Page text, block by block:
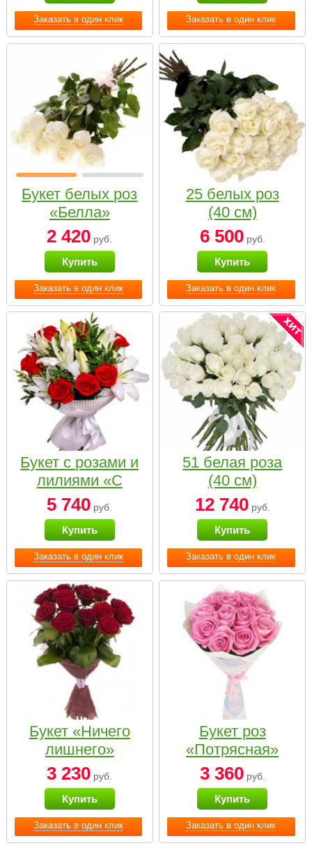
Заказать в один клик Заказать в один клик
Заказать в один клик
Букет белых роз
«Белла»
2 420 руб.
Купить
Заказать в один клик
25 белых роз
(40 см)
6 500руб.
Купить
Заказать в один клик
Букет с розами и
лилиями «С
наилучшими
пожеланиями»
5 740 руб.
Купить
Заказать в один клик
51 белая роза
(40 см)
12 740руб.
Купить
Заказать в один клик
Букет «Ничего
лишнего»
3 230 руб.
Купить
Заказать в один клик
Букет роз
«Потрясная»
3 360руб.
Купить